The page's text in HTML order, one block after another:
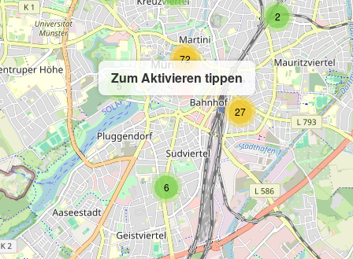
Zum Aktivieren tippen
2
6
27
5
72